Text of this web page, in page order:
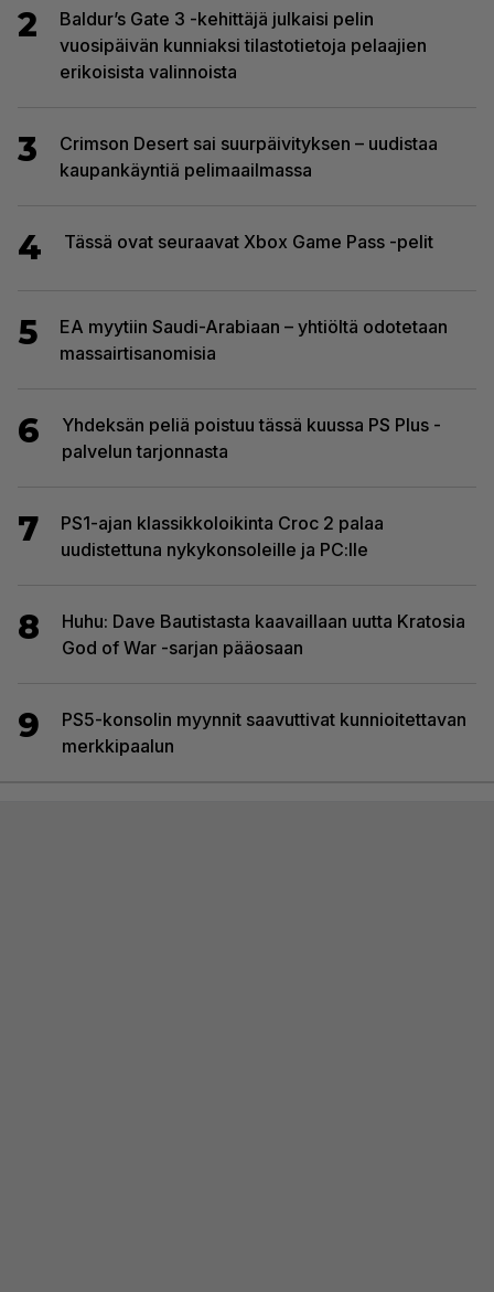
2
Baldur’s Gate 3 -kehittäjä julkaisi pelin
vuosipäivän kunniaksi tilastotietoja pelaajien
erikoisista valinnoista
3
Crimson Desert sai suurpäivityksen – uudistaa
kaupankäyntiä pelimaailmassa
4 Tässä ovat seuraavat Xbox Game Pass -pelit
5
EA myytiin Saudi-Arabiaan – yhtiöltä odotetaan
massairtisanomisia
6
Yhdeksän peliä poistuu tässä kuussa PS Plus -
palvelun tarjonnasta
7
PS1-ajan klassikkoloikinta Croc 2 palaa
uudistettuna nykykonsoleille ja PC:lle
8
Huhu: Dave Bautistasta kaavaillaan uutta Kratosia
God of War -sarjan pääosaan
9
PS5-konsolin myynnit saavuttivat kunnioitettavan
merkkipaalun